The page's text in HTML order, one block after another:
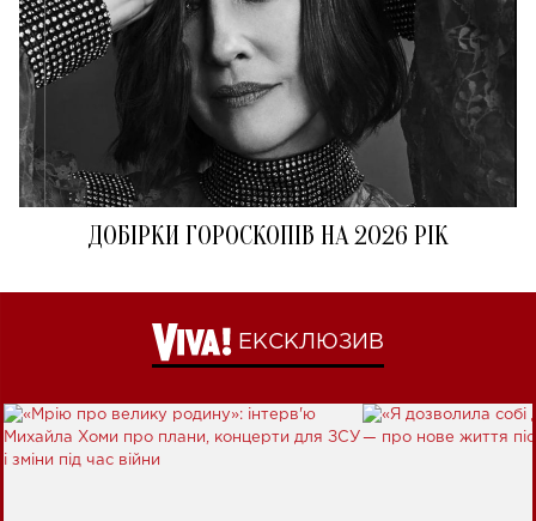
ДОБІРКИ ГОРОСКОПІВ НА 2026 РІК
ЕКСКЛЮЗИВ